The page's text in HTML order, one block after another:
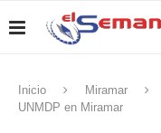
Inicio Miramar
UNMDP en Miramar